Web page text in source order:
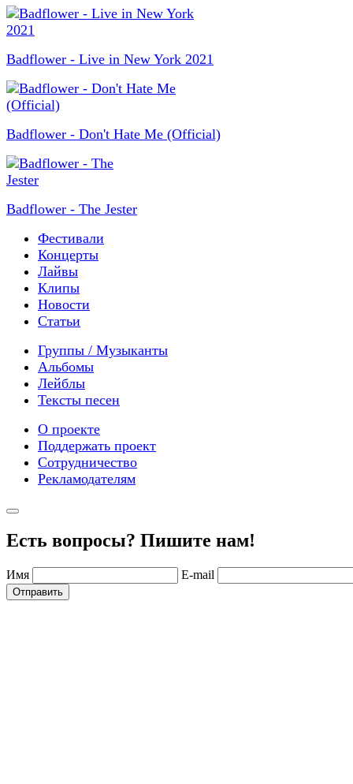
Badflower - Live in New York 2021
Badflower - Don't Hate Me (Official)
Badflower - The Jester
Фестивали
Концерты
Лайвы
Клипы
Новости
Статьи
Группы / Музыканты
Альбомы
Лейблы
Тексты песен
О проекте
Поддержать проект
Сотрудничество
Рекламодателям
Есть вопросы? Пишите нам!
Имя E-mail